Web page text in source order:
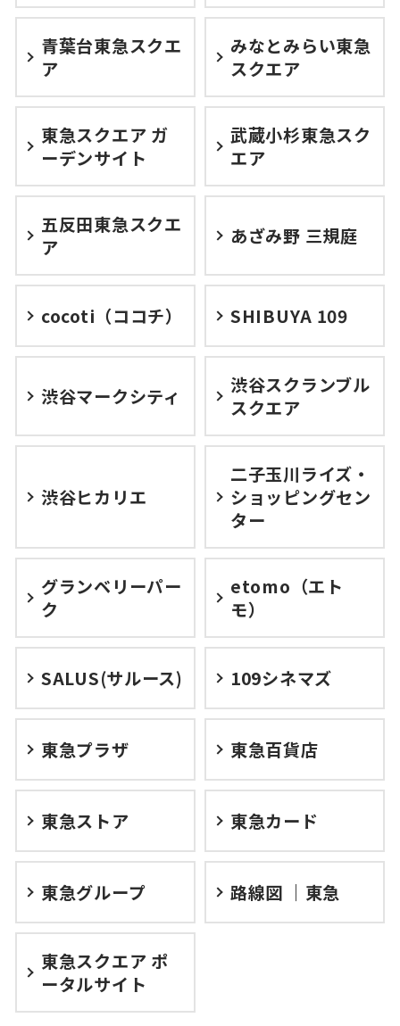
青葉台東急スクエ
ア
みなとみらい東急
スクエア
東急スクエア ガ
ーデンサイト
武蔵小杉東急スク
エア
五反田東急スクエ
ア
あざみ野 三規庭
cocoti（ココチ） SHIBUYA 109
渋谷マークシティ
渋谷スクランブル
スクエア
渋谷ヒカリエ
二子玉川ライズ・
ショッピングセン
ター
グランベリーパー
ク
etomo（エト
モ）
SALUS(サルース) 109シネマズ
東急プラザ 東急百貨店
東急ストア 東急カード
東急グループ 路線図 ｜東急
東急スクエア ポ
ータルサイト